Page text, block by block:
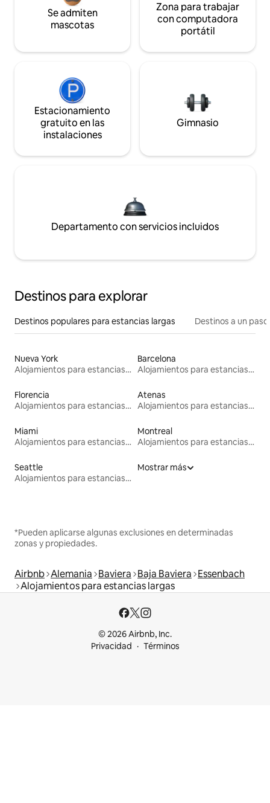
Se admiten
mascotas
Zona para trabajar
con computadora
portátil
Estacionamiento
gratuito en las
instalaciones
Gimnasio
Departamento con servicios incluidos
Destinos para explorar
Destinos populares para estancias largas Destinos a un
Nueva York
Alojamientos para estancias largas
Barcelona
Alojamientos para estancias largas
Florencia
Alojamientos para estancias largas
Atenas
Alojamientos para estancias largas
Miami
Alojamientos para estancias largas
Montreal
Alojamientos para estancias largas
Seattle
Alojamientos para estancias largas
Mostrar más
*Pueden aplicarse algunas exclusiones en determinadas
zonas y propiedades.
Airbnb Alemania Baviera Baja Baviera Essenbach
Alojamientos para estancias largas
© 2026 Airbnb, Inc.
Privacidad
Términos